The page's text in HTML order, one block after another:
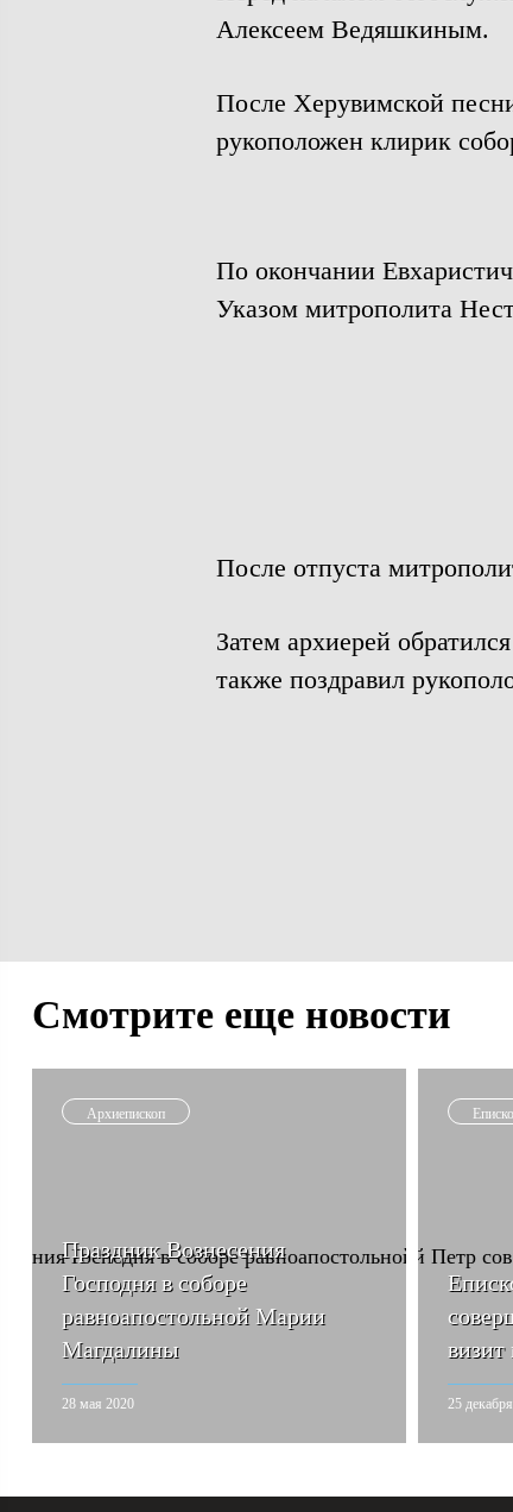
Алексеем Ведяшкиным.
После Херувимской
рукоположен клирик
По окончании
Указом митрополита
После отпуста
Затем архиерей
также поздравил
Смотрите еще новости
Архиепископ
Праздник Вознесения
Господня в соборе
равноапостольной Марии
Магдалины
28 мая 2020
визит
25